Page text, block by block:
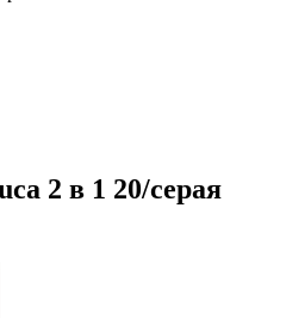
2 в 1 20/серая